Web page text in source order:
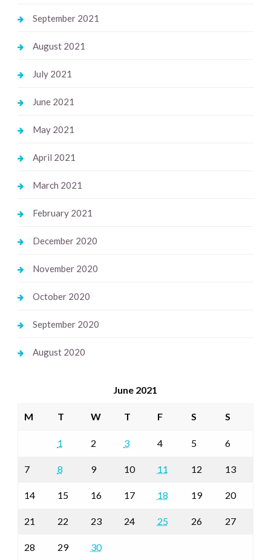
September 2021
August 2021
July 2021
June 2021
May 2021
April 2021
March 2021
February 2021
December 2020
November 2020
October 2020
September 2020
August 2020
June 2021
M T W T F S S
1 2 3 4 5 6
7 8 9 10 11 12 13
14 15 16 17 18 19 20
21 22 23 24 25 26 27
28 29 30